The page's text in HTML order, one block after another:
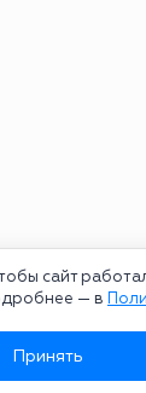
сайт
— в
Принять